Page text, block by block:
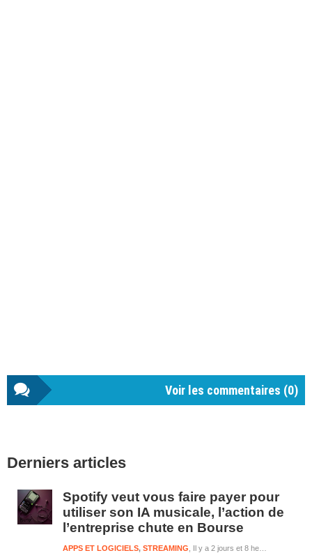
Voir les commentaires (0)
latérale
Derniers articles
Spotify veut vous faire payer pour
utiliser son IA musicale, l’action de
l’entreprise chute en Bourse
Il y a 2 jours et 8 heures
APPS ET LOGICIELS, STREAMING